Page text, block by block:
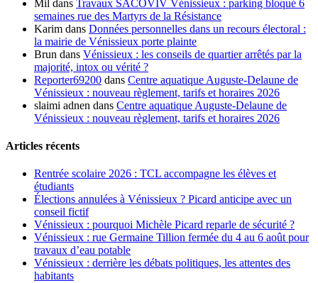
Mil dans Travaux SACOVIV Vénissieux : parking bloqué 6
semaines rue des Martyrs de la Résistance
Karim dans Données personnelles dans un recours électoral :
la mairie de Vénissieux porte plainte
Brun dans Vénissieux : les conseils de quartier arrêtés par la
majorité, intox ou vérité ?
Reporter69200 dans Centre aquatique Auguste-Delaune de
Vénissieux : nouveau règlement, tarifs et horaires 2026
slaimi adnen dans Centre aquatique Auguste-Delaune de
Vénissieux : nouveau règlement, tarifs et horaires 2026
Articles récents
Rentrée scolaire 2026 : TCL accompagne les élèves et
étudiants
Élections annulées à Vénissieux ? Picard anticipe avec un
conseil fictif
Vénissieux : pourquoi Michèle Picard reparle de sécurité ?
Vénissieux : rue Germaine Tillion fermée du 4 au 6 août pour
travaux d’eau potable
Vénissieux : derrière les débats politiques, les attentes des
habitants